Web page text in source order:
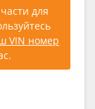
для
VIN номер